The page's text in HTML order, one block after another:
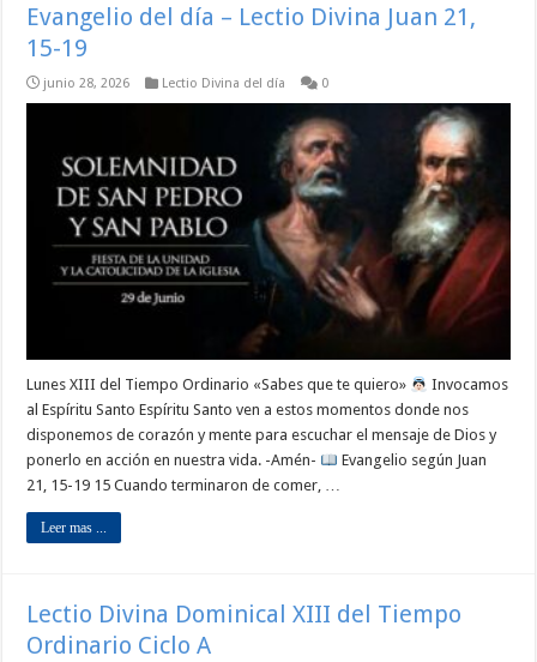
Evangelio del día – Lectio Divina Juan 21,
15-19
junio 28, 2026 Lectio Divina del día 0
Lunes XIII del Tiempo Ordinario «Sabes que te quiero»
Invocamos
al Espíritu Santo Espíritu Santo ven a estos momentos donde nos
disponemos de corazón y mente para escuchar el mensaje de Dios y
ponerlo en acción en nuestra vida. -Amén-
Evangelio según Juan
21, 15-19 15 Cuando terminaron de comer, …
Leer mas ...
Lectio Divina Dominical XIII del Tiempo
Ordinario Ciclo A